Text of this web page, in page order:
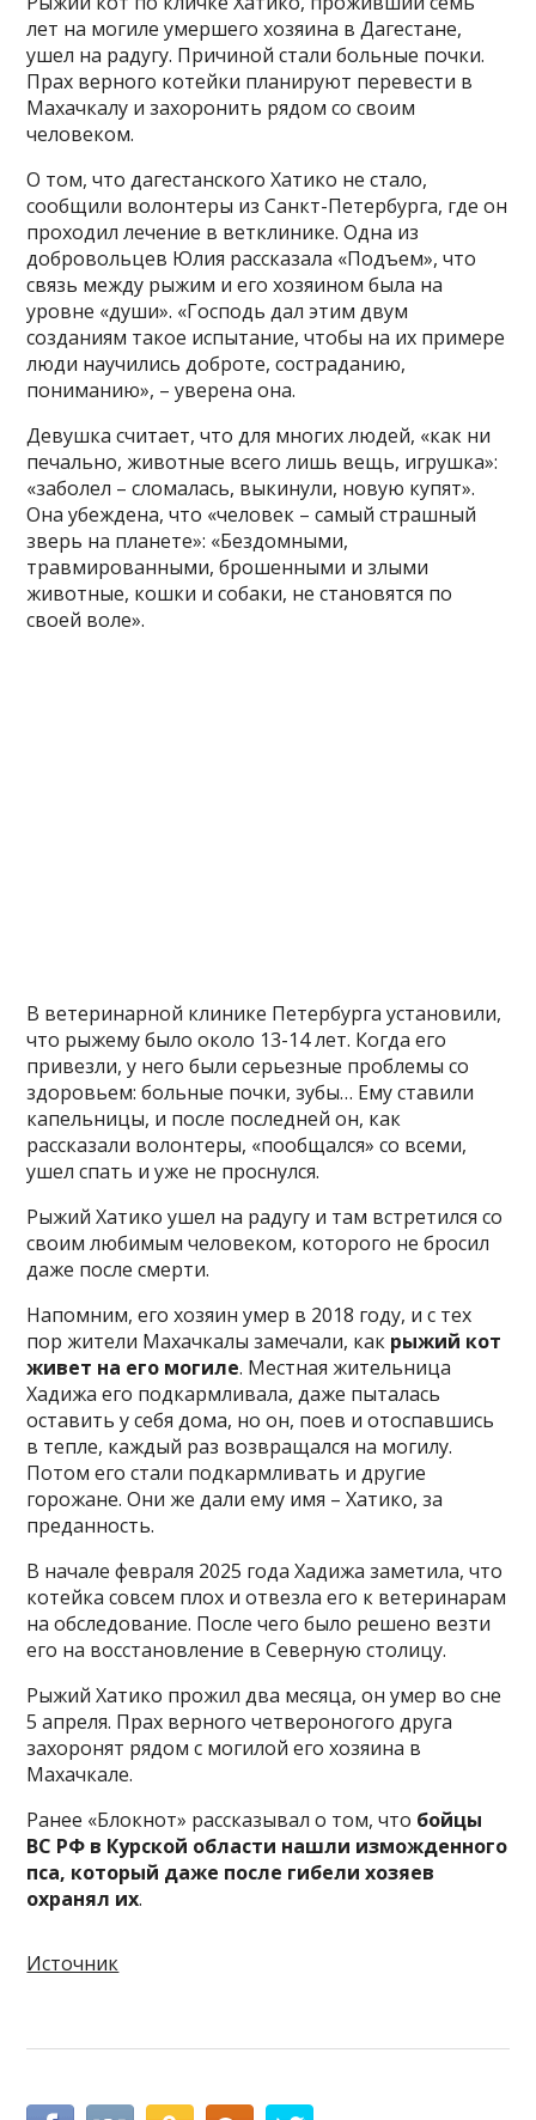
лет на могиле умершего хозяина в Дагестане,
ушел на радугу. Причиной стали больные почки.
Прах верного котейки планируют перевести в
Махачкалу и захоронить рядом со своим
человеком.
О том, что дагестанского Хатико не стало,
сообщили волонтеры из Санкт-Петербурга, где он
проходил лечение в ветклинике. Одна из
добровольцев Юлия рассказала «Подъем», что
связь между рыжим и его хозяином была на
уровне «души». «Господь дал этим двум
созданиям такое испытание, чтобы на их примере
люди научились доброте, состраданию,
пониманию», – уверена она.
Девушка считает, что для многих людей, «как ни
печально, животные всего лишь вещь, игрушка»:
«заболел – сломалась, выкинули, новую купят».
Она убеждена, что «человек – самый страшный
зверь на планете»: «Бездомными,
травмированными, брошенными и злыми
животные, кошки и собаки, не становятся по
своей воле».
В ветеринарной клинике Петербурга установили,
что рыжему было около 13-14 лет. Когда его
привезли, у него были серьезные проблемы со
здоровьем: больные почки, зубы… Ему ставили
капельницы, и после последней он, как
рассказали волонтеры, «пообщался» со всеми,
ушел спать и уже не проснулся.
Рыжий Хатико ушел на радугу и там встретился со
своим любимым человеком, которого не бросил
даже после смерти.
Напомним, его хозяин умер в 2018 году, и с тех
пор жители Махачкалы замечали, как рыжий кот
живет на его могиле. Местная жительница
Хадижа его подкармливала, даже пыталась
оставить у себя дома, но он, поев и отоспавшись
в тепле, каждый раз возвращался на могилу.
Потом его стали подкармливать и другие
горожане. Они же дали ему имя – Хатико, за
преданность.
В начале февраля 2025 года Хадижа заметила, что
котейка совсем плох и отвезла его к ветеринарам
на обследование. После чего было решено везти
его на восстановление в Северную столицу.
Рыжий Хатико прожил два месяца, он умер во сне
5 апреля. Прах верного четвероногого друга
захоронят рядом с могилой его хозяина в
Махачкале.
Ранее «Блокнот» рассказывал о том, что бойцы
ВС РФ в Курской области нашли изможденного
пса, который даже после гибели хозяев
охранял их.
Источник